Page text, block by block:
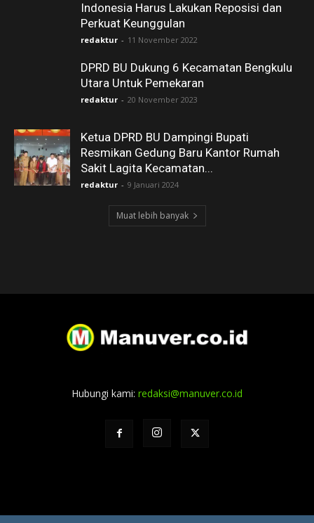
Indonesia Harus Lakukan Reposisi dan
Perkuat Keunggulan
redaktur - 11 November 2022
DPRD BU Dukung 6 Kecamatan Bengkulu
Utara Untuk Pemekaran
redaktur - 20 November 2023
Ketua DPRD BU Dampingi Bupati
Resmikan Gedung Baru Kantor Rumah
Sakit Lagita Kecamatan...
redaktur - 9 Januari 2024
Muat lebih banyak
Hubungi kami: redaksi@manuver.co.id